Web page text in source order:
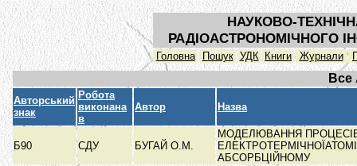
НАУКОВО-
РАДІОАСТРОНОМІЧНОГО
Головна Пошук УДК Книги Журнали
Все
Авторський
знак
Робота
виконана
в
Автор Назва
Б90 СДУ БУГАЙ О.М.
МОДЕЛЮВАННЯ
АБСОРБЦІЙНОМУ